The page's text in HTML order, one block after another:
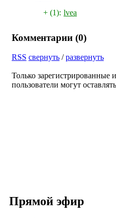
+ (1): lvea
Комментарии (0)
RSS свернуть /развернуть
Только зарегистрированные
пользователи могут
Прямой эфир